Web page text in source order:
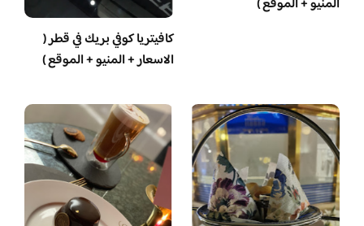
المنيو + الموقع )
كافيتريا كوفي بريك في قطر (
الاسعار + المنيو + الموقع )